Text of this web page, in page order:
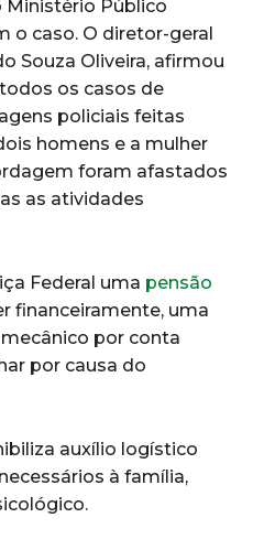
Ministério Público
o caso. O diretor-geral
Souza Oliveira, afirmou
os casos de
policiais feitas
homens e a mulher
foram afastados
as atividades
Federal uma pensão
financeiramente, uma
por conta
por causa do
auxílio logístico
à família,